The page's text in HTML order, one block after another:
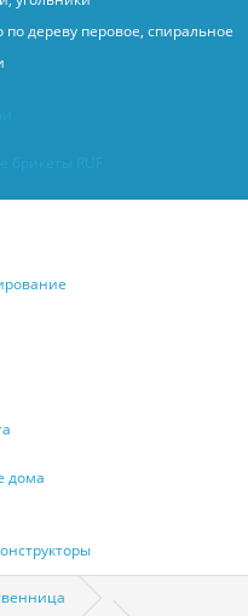
по дереву перовое, спиральное
дома